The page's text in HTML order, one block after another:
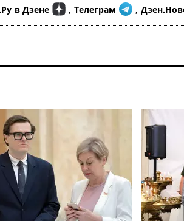
в Дзене , Телеграм ,